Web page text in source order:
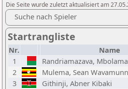
Die Seite wurde zuletzt aktualisiert am
Suche nach Spieler
Startrangliste
Nr. Name
1
Randriamazava,
2
Mulema, Sean
3
Githinji, Abner Kibaki